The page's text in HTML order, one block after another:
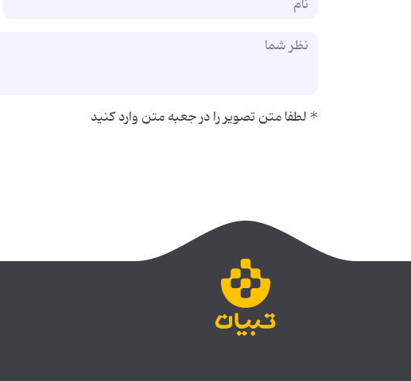
*لطفا متن تصویر را در جعبه متن وارد کنید